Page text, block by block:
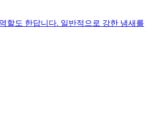
할도 한답니다. 일반적으로 강한 냄새를